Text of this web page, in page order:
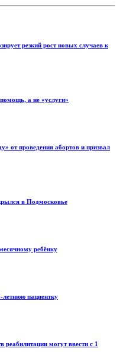
резкий рост новых случаев к
а не «услуги»
от проведения абортов и призвал
в Подмосковье
ребёнку
летнюю пациентку
реабилитации могут ввести с 1